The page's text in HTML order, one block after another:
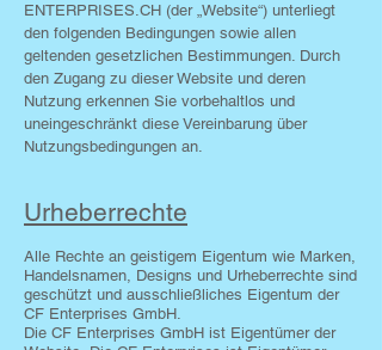
ENTERPRISES.CH (der „Website“) unterliegt
den folgenden Bedingungen sowie allen
geltenden gesetzlichen Bestimmungen. Durch
den Zugang zu dieser Website und deren
Nutzung erkennen Sie vorbehaltlos und
uneingeschränkt diese Vereinbarung über
Nutzungs­bedingungen an.
Urheberrechte
Alle Rechte an geistigem Eigentum wie Marken,
Handelsnamen, Designs und Urheberrechte sind
geschützt und ausschließliches Eigentum der
CF Enterprises GmbH.
Die CF Enterprises GmbH ist Eigentümer der